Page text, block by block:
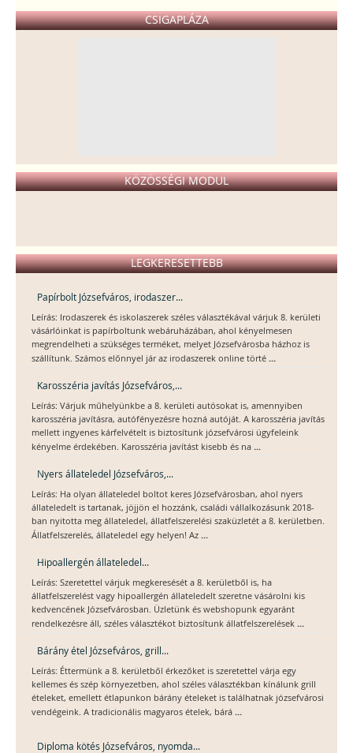
CSIGAPLÁZA
KÖZÖSSÉGI MODUL
LEGKERESETTEBB
Papírbolt Józsefváros, irodaszer...
Leírás: Irodaszerek és iskolaszerek széles választékával várjuk 8. kerületi
vásárlóinkat is papírboltunk webáruházában, ahol kényelmesen
megrendelheti a szükséges terméket, melyet Józsefvárosba házhoz is
szállítunk. Számos előnnyel jár az irodaszerek online törté ...
Karosszéria javítás Józsefváros,...
Leírás: Várjuk műhelyünkbe a 8. kerületi autósokat is, amennyiben
karosszéria javításra, autófényezésre hozná autóját. A karosszéria javítás
mellett ingyenes kárfelvételt is biztosítunk józsefvárosi ügyfeleink
kényelme érdekében. Karosszéria javítást kisebb és na ...
Nyers állateledel Józsefváros,...
Leírás: Ha olyan állateledel boltot keres Józsefvárosban, ahol nyers
állateledelt is tartanak, jöjjön el hozzánk, családi vállalkozásunk 2018-
ban nyitotta meg állateledel, állatfelszerelési szaküzletét a 8. kerületben.
Állatfelszerelés, állateledel egy helyen! Az ...
Hipoallergén állateledel...
Leírás: Szeretettel várjuk megkeresését a 8. kerületből is, ha
állatfelszerelést vagy hipoallergén állateledelt szeretne vásárolni kis
kedvencének Józsefvárosban. Üzletünk és webshopunk egyaránt
rendelkezésre áll, széles választékot biztosítunk állatfelszerelések ...
Bárány étel Józsefváros, grill...
Leírás: Éttermünk a 8. kerületből érkezőket is szeretettel várja egy
kellemes és szép környezetben, ahol széles választékban kínálunk grill
ételeket, emellett étlapunkon bárány ételeket is találhatnak józsefvárosi
vendégeink. A tradicionális magyaros ételek, bárá ...
Diploma kötés Józsefváros, nyomda...